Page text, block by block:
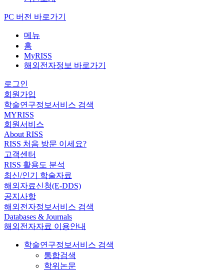
PC 버전 바로가기
메뉴
홈
MyRISS
해외전자정보 바로가기
로그인
회원가입
학술연구정보서비스 검색
MYRISS
회원서비스
About RISS
RISS 처음 방문 이세요?
고객센터
RISS 활용도 분석
최신/인기 학술자료
해외자료신청(E-DDS)
공지사항
해외전자정보서비스 검색
Databases & Journals
해외전자자료 이용안내
학술연구정보서비스 검색
통합검색
학위논문